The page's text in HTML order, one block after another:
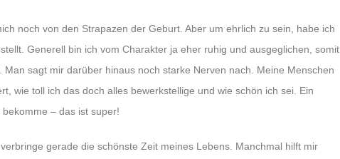
noch von den Strapazen der Geburt. Aber um ehrlich zu sein, habe ich
Generell bin ich vom Charakter ja eher ruhig und ausgeglichen, somit
sagt mir darüber hinaus noch starke Nerven nach. Meine Menschen
wie toll ich das doch alles bewerkstellige und wie schön ich sei. Ein
– das ist super!
gerade die schönste Zeit meines Lebens. Manchmal hilft mir